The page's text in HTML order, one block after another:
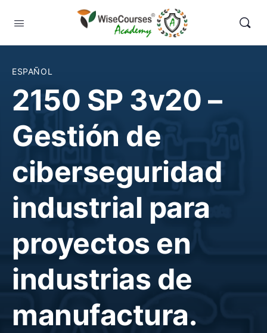
ESPAÑOL
2150 SP 3v20 –
Gestión de
ciberseguridad
industrial para
proyectos en
industrias de
manufactura.